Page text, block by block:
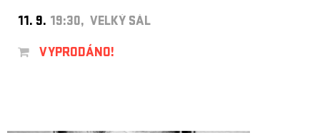
11. 9. 19:30, VELKÝ SÁL
VYPRODÁNO!